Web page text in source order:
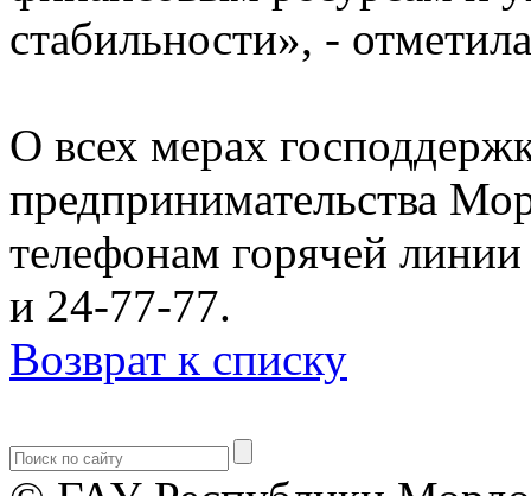
стабильности», -
О всех мерах
предпринимательства
телефонам горячей
и 24-77-77.
Возврат к списку